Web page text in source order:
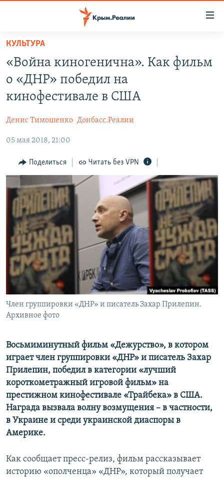
Вернуться
основному
содержанию
главной
Вернутся
поиску
ГРУЗ 200
11 ЛЕТ ОККУПАЦИИ КРЫМА. 11 ИСТОРИЙ СОПРОТИВЛЕНИЯ
ЕЩЕ
ИНТЕРАКТИВ
ИНФОГРАФИКА
ТЕЛЕПРОЕКТ КРЫМ.РЕАЛИИ
СОВЕТЫ ПРАВОЗАЩИТНИКОВ
ПРОПАВШИЕ БЕЗ ВЕСТИ
ПОБЕДИТЕЛЕЙ НЕ СУДЯТ?
КРЫМ.НЕПОКОРЕННЫЙ
ELIFBE
УКРАИНСКАЯ ПРОБЛЕМА КРЫМА
РАДІО СВОБОДА
КАК ОБОЙТИ БЛОКИРОВКУ
Українською
Qırımtatar
ПРИСОЕДИНЯЙТЕСЬ!
Все сайты RFE/RL
КУЛЬТУРА
«Война киногенична». Как фильм
о «ДНР» победил на
кинофестивале в США
Денис Тимошенко Донбасс.Реалии
05 мая 2018, 21:00
Поделиться Читать без VPN
Член группировки «ДНР» и писатель Захар Прилепин.
Архивное фото
Восьмиминутный фильм «Дежурство», в котором
играет член группировки «ДНР» и писатель Захар
Прилепин, победил в категории «лучший
короткометражный игровой фильм» на
престижном кинофестивале «Трайбека» в США.
Награда вызвала волну возмущения – в частности,
в Украине и среди украинской диаспоры в
Америке.
Как сообщает пресс-релиз, фильм рассказывает
историю «ополченца» «ДНР», который получает